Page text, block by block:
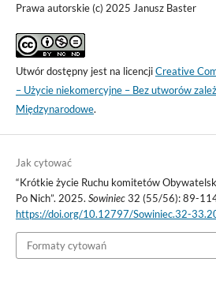
Prawa autorskie (c) 2025 Janusz Baster
Utwór dostępny jest na licencjiCreative
– Użycie niekomercyjne – Bez utworów
Międzynarodowe.
Jak cytować
“Krótkie życie Ruchu komitetów
Po Nich”. 2025. Sowiniec32 (55/56): 89-
https://doi.org/10.12797/Sowiniec.32-
Formaty cytowań